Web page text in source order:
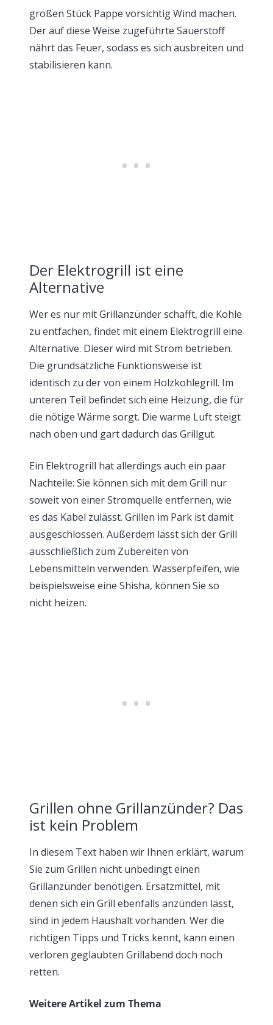
großen Stück Pappe vorsichtig Wind machen.
Der auf diese Weise zugeführte Sauerstoff
nährt das Feuer, sodass es sich ausbreiten und
stabilisieren kann.
Der Elektrogrill ist eine
Alternative
Wer es nur mit Grillanzünder schafft, die Kohle
zu entfachen, findet mit einem Elektrogrill eine
Alternative. Dieser wird mit Strom betrieben.
Die grundsätzliche Funktionsweise ist
identisch zu der von einem Holzkohlegrill. Im
unteren Teil befindet sich eine Heizung, die für
die nötige Wärme sorgt. Die warme Luft steigt
nach oben und gart dadurch das Grillgut.
Ein Elektrogrill hat allerdings auch ein paar
Nachteile: Sie können sich mit dem Grill nur
soweit von einer Stromquelle entfernen, wie
es das Kabel zulässt. Grillen im Park ist damit
ausgeschlossen. Außerdem lässt sich der Grill
ausschließlich zum Zubereiten von
Lebensmitteln verwenden. Wasserpfeifen, wie
beispielsweise eine Shisha, können Sie so
nicht heizen.
Grillen ohne Grillanzünder? Das
ist kein Problem
In diesem Text haben wir Ihnen erklärt, warum
Sie zum Grillen nicht unbedingt einen
Grillanzünder benötigen. Ersatzmittel, mit
denen sich ein Grill ebenfalls anzünden lässt,
sind in jedem Haushalt vorhanden. Wer die
richtigen Tipps und Tricks kennt, kann einen
verloren geglaubten Grillabend doch noch
retten.
Weitere Artikel zum Thema